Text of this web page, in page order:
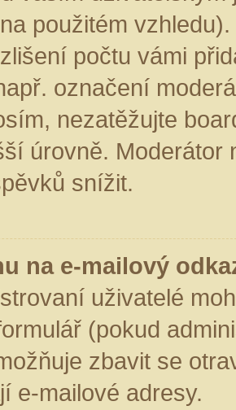
použitém
počtu vámi
označení
nezatěžujte
úrovně. Moderátor
snížit.
na e-mailový
uživatelé
(pokud
zbavit se
e-mailové adresy.